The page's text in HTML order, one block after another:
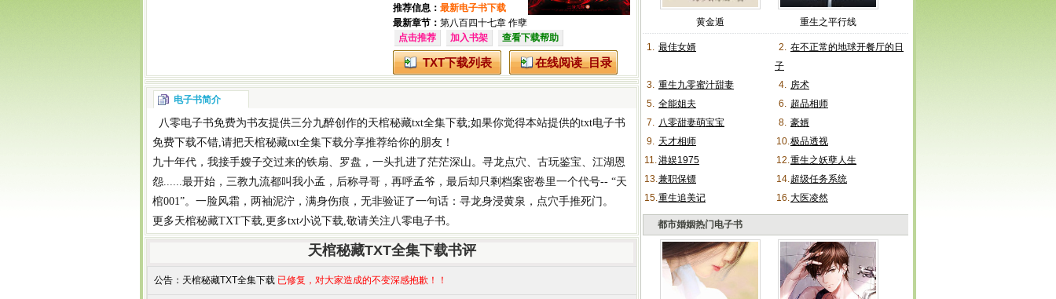
推荐信息： 最新电子书下载
最新章节： 第八百四十七章 作孽
点击推荐
加入书架 查看下载帮助
TXT下载列表 在线阅读_目录
电子书简介
八零电子书免费为书友提供三分九醉创作的天棺秘藏txt全集下载;如果你觉得本站提供的txt电子书
免费下载不错,请把天棺秘藏txt全集下载分享推荐给你的朋友！
九十年代，我接手嫂子交过来的铁扇、罗盘，一头扎进了茫茫深山。寻龙点穴、古玩鉴宝、江湖恩
怨......最开始，三教九流都叫我小孟，后称寻哥，再呼孟爷，最后却只剩档案密卷里一个代号-- “天
棺001”。一脸风霜，两袖泥泞，满身伤痕，无非验证了一句话：寻龙身浸黄泉，点穴手推死门。
更多天棺秘藏TXT下载,更多txt小说下载,敬请关注八零电子书。
天棺秘藏TXT全集下载书评
公告： 天棺秘藏TXT全集下载 已修复，对大家造成的不变深感抱歉！！
黄金遁 重生之平行线
1. 最佳女婿 2. 在不正常的地球开餐厅的日
子
3. 重生九零蜜汁甜妻 4. 房术
5. 全能姐夫 6. 超品相师
7. 八零甜妻萌宝宝 8. 豪婿
9. 天才相师 10.极品透视
11.港娱1975 12.重生之妖孽人生
13.兼职保镖 14.超级任务系统
15.重生追美记 16.大医凌然
都市婚姻热门电子书